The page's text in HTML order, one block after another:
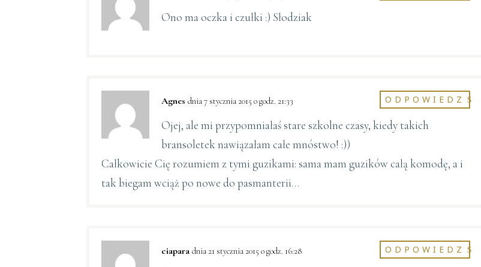
Ono ma oczka i czułki :) Słodziak
Agnes dnia 7 stycznia 2015 o godz. 21:33
Ojej, ale mi przypomniałaś stare szkolne czasy, kiedy takich
bransoletek nawiązałam całe mnóstwo! :))
Całkowicie Cię rozumiem z tymi guzikami: sama mam guzików całą komodę, a i
tak biegam wciąż po nowe do pasmanterii…
ODPOWIEDZ
ciapara dnia 21 stycznia 2015 o godz. 16:28 ODPOWIEDZ